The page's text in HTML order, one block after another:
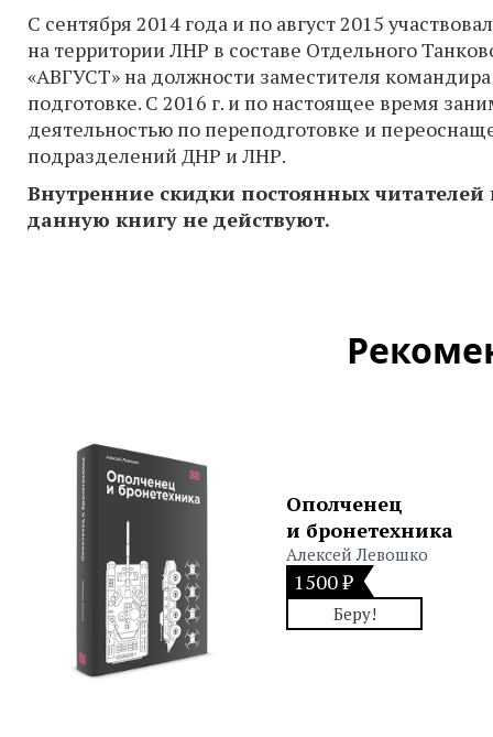
С сентября 2014 года и по август 2015
на территории ЛНР в составе Отдельного
«АВГУСТ» на должности заместителя командира
подготовке. С 2016 г. и по настоящее время
деятельностью по переподготовке и
подразделений ДНР и ЛНР.
Внутренние скидки постоянных читателей
данную книгу не действуют.
Ополченец
и бронетехника
Алексей Левошко
1500 ₽
Беру!